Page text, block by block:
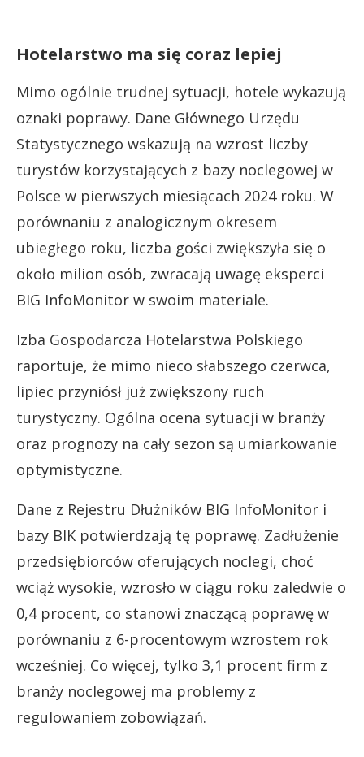
Hotelarstwo ma się coraz lepiej
Mimo ogólnie trudnej sytuacji, hotele wykazują
oznaki poprawy. Dane Głównego Urzędu
Statystycznego wskazują na wzrost liczby
turystów korzystających z bazy noclegowej w
Polsce w pierwszych miesiącach 2024 roku. W
porównaniu z analogicznym okresem
ubiegłego roku, liczba gości zwiększyła się o
około milion osób, zwracają uwagę eksperci
BIG InfoMonitor w swoim materiale.
Izba Gospodarcza Hotelarstwa Polskiego
raportuje, że mimo nieco słabszego czerwca,
lipiec przyniósł już zwiększony ruch
turystyczny. Ogólna ocena sytuacji w branży
oraz prognozy na cały sezon są umiarkowanie
optymistyczne.
Dane z Rejestru Dłużników BIG InfoMonitor i
bazy BIK potwierdzają tę poprawę. Zadłużenie
przedsiębiorców oferujących noclegi, choć
wciąż wysokie, wzrosło w ciągu roku zaledwie o
0,4 procent, co stanowi znaczącą poprawę w
porównaniu z 6-procentowym wzrostem rok
wcześniej. Co więcej, tylko 3,1 procent firm z
branży noclegowej ma problemy z
regulowaniem zobowiązań.